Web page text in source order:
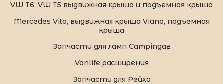
VW T6, VW T5 выдвижная крыша и подъемная крыша
Mercedes Vito, выдвижная крыша Viano, подъемная
крыша
Запчасти для ламп Campingaz
Vanlife расширения
Запчасти для Рейха